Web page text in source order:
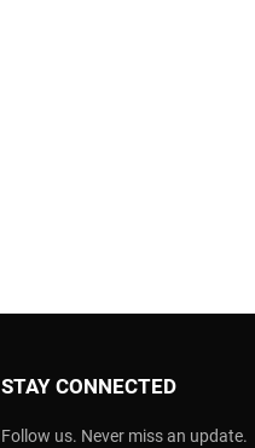
STAY CONNECTED
Follow us. Never miss an update.